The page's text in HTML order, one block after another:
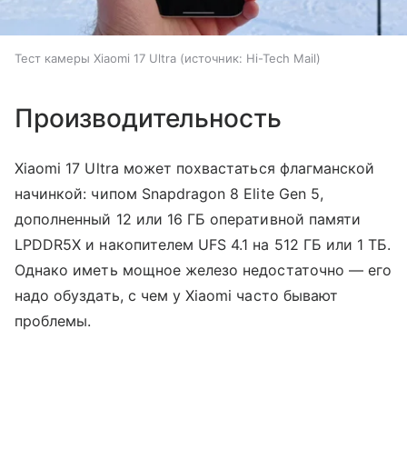
Тест камеры Xiaomi 17 Ultra источник: Hi-Tech Mail
Производительность
Xiaomi 17 Ultra может похвастаться флагманской
начинкой: чипом Snapdragon 8 Elite Gen 5,
дополненный 12 или 16 ГБ оперативной памяти
LPDDR5X и накопителем UFS 4.1 на 512 ГБ или 1 ТБ.
Однако иметь мощное железо недостаточно — его
надо обуздать, с чем у Xiaomi часто бывают
проблемы.